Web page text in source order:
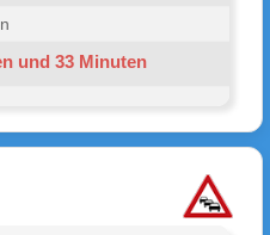
und 33 Minuten